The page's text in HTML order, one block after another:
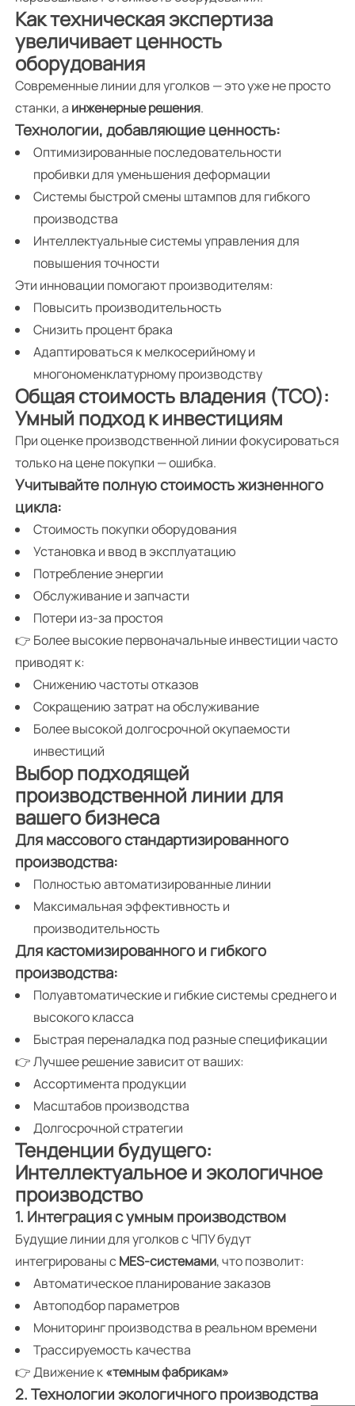
Как техническая экспертиза
увеличивает ценность
оборудования
Современные линии для уголков — это уже не просто
станки, а инженерные решения.
Технологии, добавляющие ценность:
Оптимизированные последовательности
пробивки для уменьшения деформации
Системы быстрой смены штампов для гибкого
производства
Интеллектуальные системы управления для
повышения точности
Эти инновации помогают производителям:
Повысить производительность
Снизить процент брака
Адаптироваться к мелкосерийному и
многономенклатурному производству
Общая стоимость владения (TCO):
Умный подход к инвестициям
При оценке производственной линии фокусироваться
только на цене покупки — ошибка.
Учитывайте полную стоимость жизненного
цикла:
Стоимость покупки оборудования
Установка и ввод в эксплуатацию
Потребление энергии
Обслуживание и запчасти
Потери из-за простоя
👉 Более высокие первоначальные инвестиции часто
приводят к:
Снижению частоты отказов
Сокращению затрат на обслуживание
Более высокой долгосрочной окупаемости
инвестиций
Выбор подходящей
производственной линии для
вашего бизнеса
Для массового стандартизированного
производства:
Полностью автоматизированные линии
Максимальная эффективность и
производительность
Для кастомизированного и гибкого
производства:
Полуавтоматические и гибкие системы среднего и
высокого класса
Быстрая переналадка под разные спецификации
👉 Лучшее решение зависит от ваших:
Ассортимента продукции
Масштабов производства
Долгосрочной стратегии
Тенденции будущего:
Интеллектуальное и экологичное
производство
1. Интеграция с умным производством
Будущие линии для уголков с ЧПУ будут
интегрированы с MES-системами, что позволит:
Автоматическое планирование заказов
Автоподбор параметров
Мониторинг производства в реальном времени
Трассируемость качества
👉 Движение к«темным фабрикам»
2. Технологии экологичного производства